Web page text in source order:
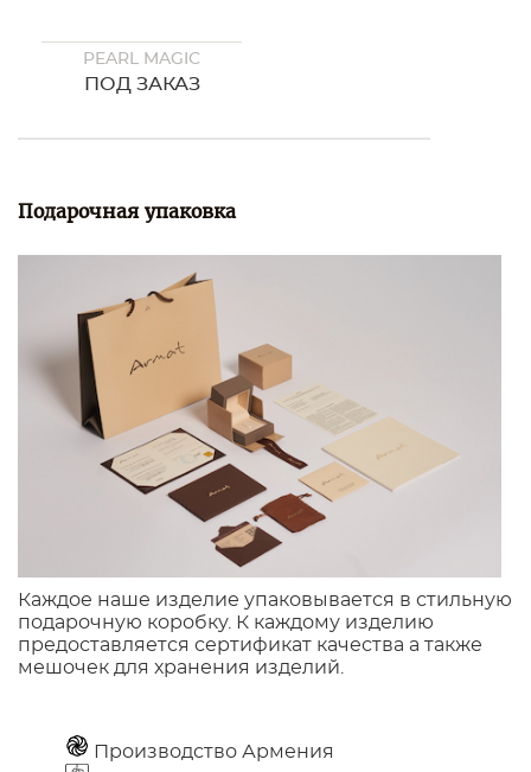
PEARL MAGIC
ПОД ЗАКАЗ
Подарочная упаковка
Каждое наше изделие упаковывается в стильную
подарочную коробку. К каждому изделию
предоставляется сертификат качества а также
мешочек для хранения изделий.
Производство Армения